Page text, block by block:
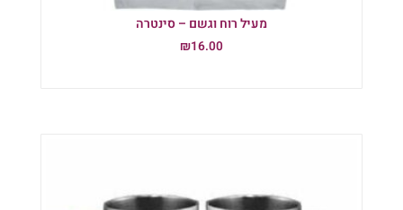
מעיל רוח וגשם – סינטרה
₪16.00